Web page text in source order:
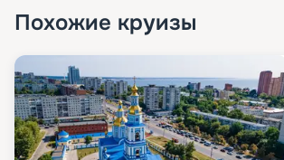
Похожие круизы